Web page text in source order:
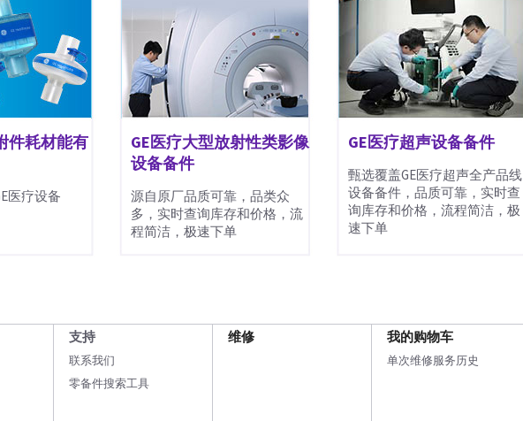
件耗材能有
医疗设备
GE医疗大型放射性类影像
设备备件
源自原厂品质可靠，品类众
多，实时查询库存和价格，流
程简洁，极速下单
GE医疗超声设备备件
甄选覆盖GE医疗超声全产品线
设备备件，品质可靠，实时查
询库存和价格，流程简洁，极
速下单
支持
联系我们
零备件搜索工具
维修 我的购物车
单次维修服务历史